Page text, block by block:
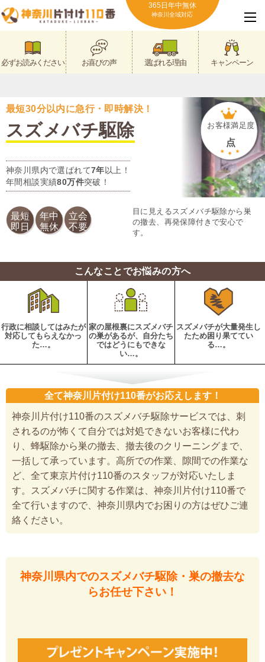
365日年中無休
神奈川全域対応
必ずお読みください お喜びの声 選ばれる理由 キャンペーン
最短30分以内に急行・即時解決！
スズメバチ駆除
神奈川県内で選ばれて7年以上！
年間相談実績80万件突破！
お客様満足度
点
最短
即日
年中
無休
立会
不要
目に見えるスズメバチ駆除から巣
の撤去、再発保障付きで安心で
す。
こんなことでお悩みの方へ
行政に相談してはみたが
対応してもらえなかっ
た…。
家の屋根裏にスズメバチ
の巣があるが、自分たち
ではどうにもできな
い…。
スズメバチが大量発生し
たため困り果ててい
る…。
全て神奈川片付け110番がお応えします！
神奈川片付け110番のスズメバチ駆除サービスでは、刺
されるのが怖くて自分では対処できないお客様に代わ
り、蜂駆除から巣の撤去、撤去後のクリーニングまで、
一括して承っています。高所での作業、隙間での作業な
ど、全て東京片付け110番のスタッフが対応いたしま
す。スズメバチに関する作業は、神奈川片付け110番で
全て行いますので、神奈川県内でお困りの方はぜひご連
絡ください。
神奈川県内でのスズメバチ駆除・巣の撤去な
らお任せ下さい！